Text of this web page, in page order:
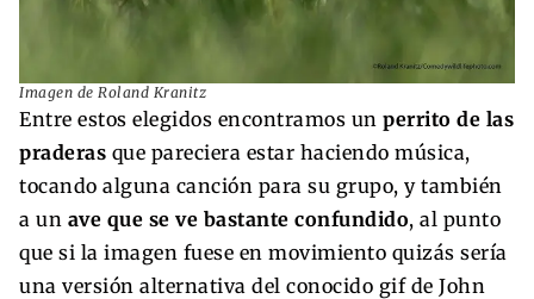
Imagen de Roland Kranitz
Entre estos elegidos encontramos un perrito de las
praderas que pareciera estar haciendo música,
tocando alguna canción para su grupo, y también
a un ave que se ve bastante confundido, al punto
que si la imagen fuese en movimiento quizás sería
una versión alternativa del conocido gif de John